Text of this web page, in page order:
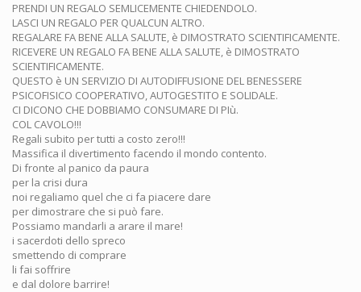
PRENDI UN REGALO SEMLICEMENTE CHIEDENDOLO.
LASCI UN REGALO PER QUALCUN ALTRO.
REGALARE FA BENE ALLA SALUTE, è DIMOSTRATO SCIENTIFICAMENTE.
RICEVERE UN REGALO FA BENE ALLA SALUTE, è DIMOSTRATO
SCIENTIFICAMENTE.
QUESTO è UN SERVIZIO DI AUTODIFFUSIONE DEL BENESSERE
PSICOFISICO COOPERATIVO, AUTOGESTITO E SOLIDALE.
CI DICONO CHE DOBBIAMO CONSUMARE DI PIù.
COL CAVOLO!!!
Regali subito per tutti a costo zero!!!
Massifica il divertimento facendo il mondo contento.
Di fronte al panico da paura
per la crisi dura
noi regaliamo quel che ci fa piacere dare
per dimostrare che si può fare.
Possiamo mandarli a arare il mare!
i sacerdoti dello spreco
smettendo di comprare
li fai soffrire
e dal dolore barrire!